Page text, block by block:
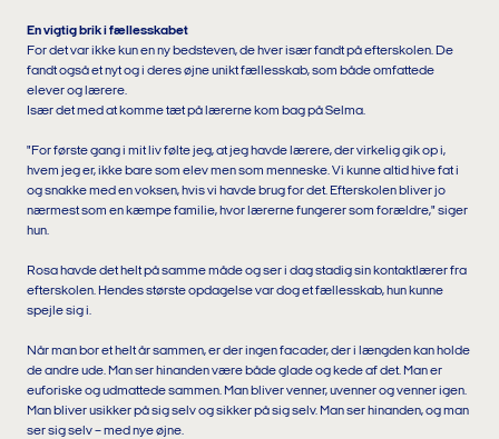
En vigtig brik i fællesskabet
For det var ikke kun en ny bedsteven, de hver især fandt på efterskolen. De
fandt også et nyt og i deres øjne unikt fællesskab, som både omfattede
elever og lærere.
Især det med at komme tæt på lærerne kom bag på Selma.
"For første gang i mit liv følte jeg, at jeg havde lærere, der virkelig gik op i,
hvem jeg er, ikke bare som elev men som menneske. Vi kunne altid hive fat i
og snakke med en voksen, hvis vi havde brug for det. Efterskolen bliver jo
nærmest som en kæmpe familie, hvor lærerne fungerer som forældre," siger
hun.
Rosa havde det helt på samme måde og ser i dag stadig sin kontaktlærer fra
efterskolen. Hendes største opdagelse var dog et fællesskab, hun kunne
spejle sig i.
Når man bor et helt år sammen, er der ingen facader, der i længden kan holde
de andre ude. Man ser hinanden være både glade og kede af det. Man er
euforiske og udmattede sammen. Man bliver venner, uvenner og venner igen.
Man bliver usikker på sig selv og sikker på sig selv. Man ser hinanden, og man
ser sig selv – med nye øjne.